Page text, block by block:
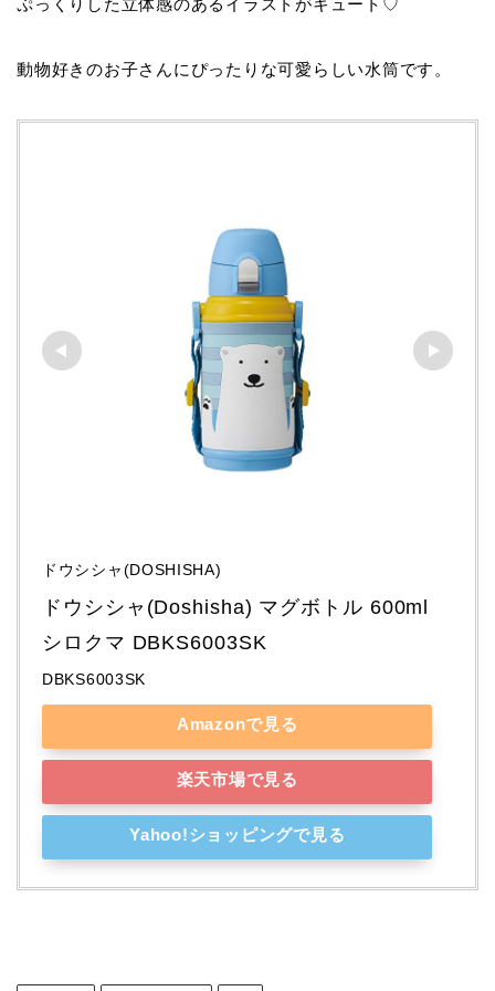
動物好きのお子さんにぴったりな可愛らしい水筒です。
ドウシシャ(DOSHISHA)
ドウシシャ(Doshisha) マグボトル 600ml
シロクマ DBKS6003SK
DBKS6003SK
Amazonで見る
楽天市場で見る
Yahoo!ショッピングで見る